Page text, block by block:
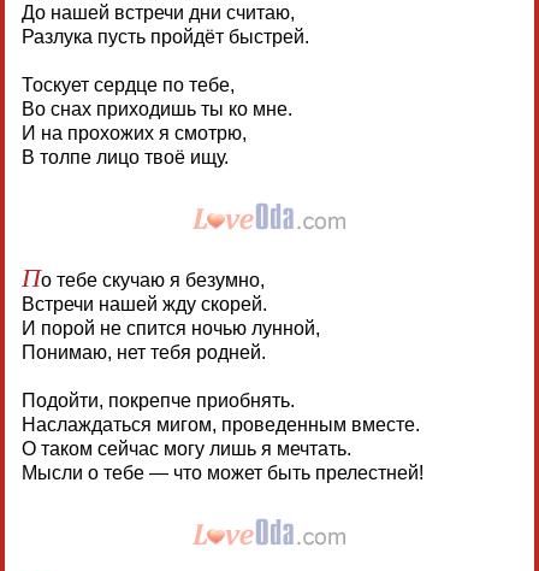
До нашей встречи дни считаю,
Разлука пусть пройдёт быстрей.
Тоскует сердце по тебе,
Во снах приходишь ты ко мне.
И на прохожих я смотрю,
В толпе лицо твоё ищу.
По тебе скучаю я безумно,
Встречи нашей жду скорей.
И порой не спится ночью лунной,
Понимаю, нет тебя родней.
Подойти, покрепче приобнять.
Наслаждаться мигом, проведенным вместе.
О таком сейчас могу лишь я мечтать.
Мысли о тебе — что может быть прелестней!